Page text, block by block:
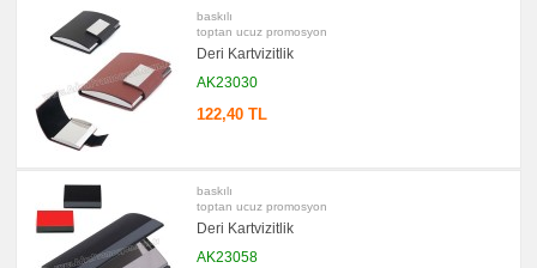
baskılı
toptan ucuz promosyon
Deri Kartvizitlik
AK23030
122,40 TL
baskılı
toptan ucuz promosyon
Deri Kartvizitlik
AK23058
Masa
Seti
&
Sümen
Takımı
promosyon
Yapışkan
Notluk
Seti
Not
Tutucu
promosyon
Bilgisayar
Aksesuarları